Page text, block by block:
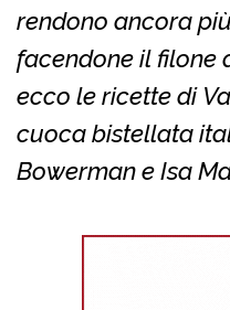
rendono ancora
facendone il filone
ecco le ricette di
cuoca bistellata
Bowerman e Isa